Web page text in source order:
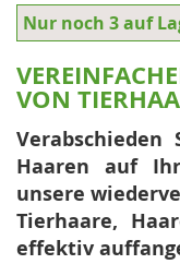
Nur noch 3 auf
VON
Haaren auf
unsere
Tierhaare,
effektiv